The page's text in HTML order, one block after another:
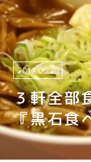
３軒全部
『黒石食
2011.06.20